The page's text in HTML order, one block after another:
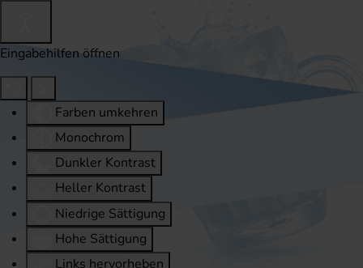
Eingabehilfen öffnen
Farben umkehren
Monochrom
Dunkler Kontrast
Heller Kontrast
Niedrige Sättigung
Hohe Sättigung
Links hervorheben